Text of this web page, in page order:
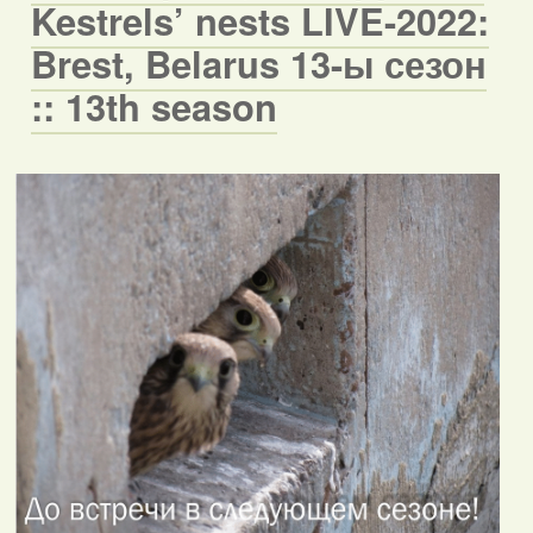
Kestrels’ nests LIVE-2022:
Brest, Belarus 13-ы сезон
:: 13th season